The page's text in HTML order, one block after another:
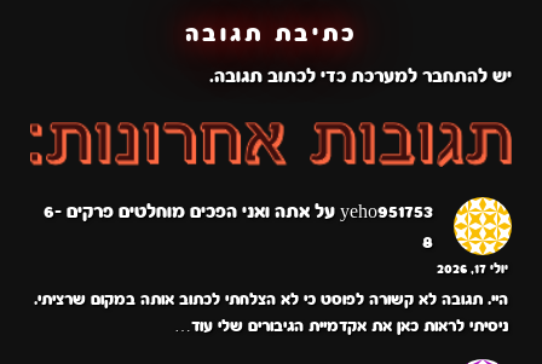
כתיבת תגובה
יש להתחבר למערכת כדי לכתוב תגובה.
yeho951753 על
אתה ואני הפכים מוחלטים פרקים 6-
8
יולי 17, 2026
היי. תגובה לא קשורה לפוסט כי לא הצלחתי לכתוב אותה במקום שרציתי.
ניסיתי לראות כאן את אקדמיית הגיבורים שלי עוד…